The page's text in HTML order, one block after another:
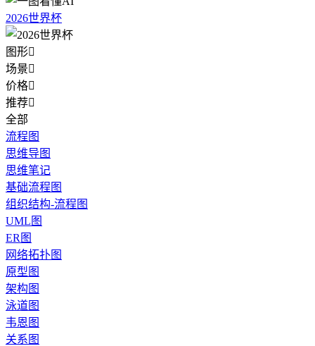
2026世界杯
图形
场景
价格
推荐
全部
流程图
思维导图
思维笔记
基础流程图
组织结构-流程图
UML图
ER图
网络拓扑图
原型图
架构图
泳道图
韦恩图
关系图